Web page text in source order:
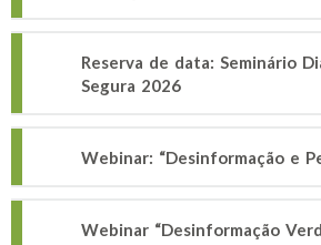
Reserva de data: Seminário
Segura 2026
Webinar: “Desinformação e
Webinar “Desinformação